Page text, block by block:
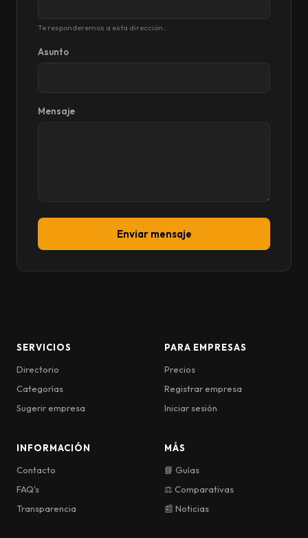
Te responderemos a esta dirección.
Asunto
Mensaje
Enviar mensaje
SERVICIOS
Directorio
Categorías
Sugerir empresa
PARA EMPRESAS
Precios
Registrar empresa
Iniciar sesión
INFORMACIÓN
Contacto
FAQ's
Transparencia
MÁS
📘 Guías
⚖️ Comparativas
📰 Noticias